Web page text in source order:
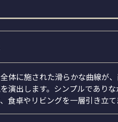
全体に施された滑らかな曲線が
演出します。シンプルであり
食卓やリビングを一層引き立て